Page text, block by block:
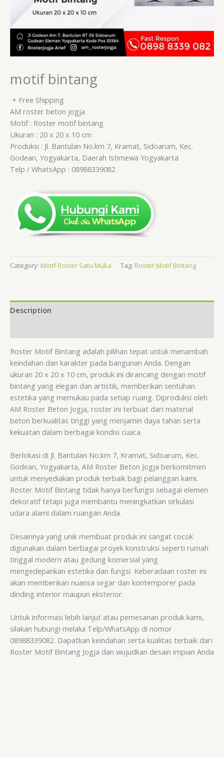
motif bintang
+ Free Shipping
AM roster beton jogja
Motif : Roster motif bintang
Ukuran : 20 x 20 x 10 cm
Produksi : Jl. Bantulan No.km 7, Kramat, Sidoarum, Kec.
Godean, Yogyakarta, Daerah Istimewa Yogyakarta
Telp / WhatsApp : 08988339082
Category: Motif Roster Satu Muka Tag: Roster Motif Bintang
Description
Roster Motif Bintang adalah pilihan tepat untuk menambah
keindahan dan karakter pada bangunan Anda. Dengan
ukuran 20 x 20 x 10 cm, produk ini dirancang dengan motif
bintang yang elegan dan artistik, memberikan sentuhan
estetika yang memukau pada setiap ruang. Diproduksi oleh
AM Roster Beton Jogja, roster ini terbuat dari material
beton berkualitas tinggi yang menjamin daya tahan serta
kekuatan dalam berbagai kondisi cuaca.
Berlokasi di Jl. Bantulan No.km 7, Kramat, Sidoarum, Kec.
Godean, Yogyakarta, AM Roster Beton Jogja berkomitmen
untuk menyediakan produk terbaik bagi pelanggan kami.
Roster Motif Bintang tidak hanya berfungsi sebagai elemen
dekoratif tetapi juga membantu meningkatkan sirkulasi
udara alami dalam ruangan Anda.
Desainnya yang unik membuat produk ini sangat cocok
digunakan dalam berbagai proyek konstruksi seperti rumah
tinggal modern atau gedung komersial yang
mengedepankan estetika dan fungsi. Keberadaan roster ini
akan memberikan nuansa segar dan kontemporer pada
dinding interior maupun eksterior.
Untuk informasi lebih lanjut atau pemesanan produk kami,
silakan hubungi melalui Telp/WhatsApp di nomor
08988339082. Dapatkan keindahan serta kualitas terbaik dari
Roster Motif Bintang Jogja dan wujudkan desain impian Anda